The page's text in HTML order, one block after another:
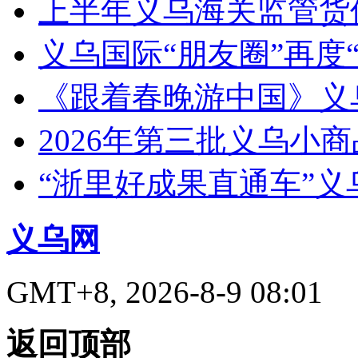
上半年义乌海关监管
义乌国际“朋友圈”再度
《跟着春晚游中国》
2026年第三批义乌小
“浙里好成果直通车”
义乌网
GMT+8, 2026-8-9 08:01
返回顶部